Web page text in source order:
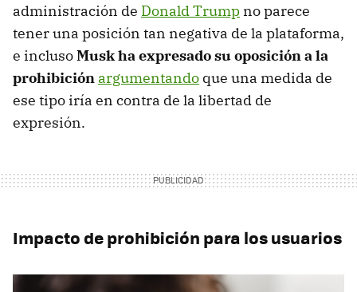
administración de Donald Trump no parece
tener una posición tan negativa de la plataforma,
e inclusoMusk ha expresado su oposición a la
prohibición argumentando que una medida de
ese tipo iría en contra de la libertad de
expresión.
Impacto de prohibición para los usuarios